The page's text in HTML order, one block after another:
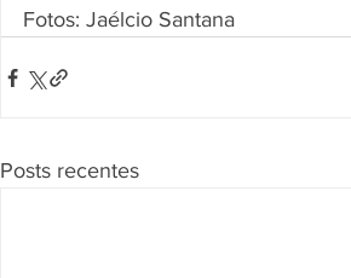
Fotos: Jaélcio Santana
Posts recentes